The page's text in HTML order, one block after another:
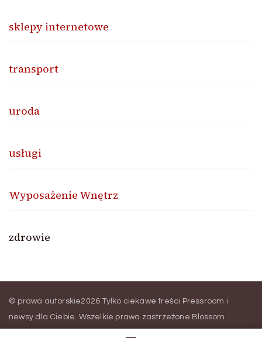
sklepy internetowe
transport
uroda
usługi
Wyposażenie Wnętrz
zdrowie
© prawa autorskie2026Tylko ciekawe treści Pressroom i
newsy dla Ciebie. Wszelkie prawa zastrzeżone. Blossom